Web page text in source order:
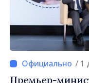
/
Премьер-